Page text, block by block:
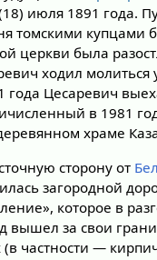
июля 1891 года.
томскими
церкви была
ходил
года Цесаревич
в 1981
храме
сторону от
загородной
которое в
вышел за свои
частности —